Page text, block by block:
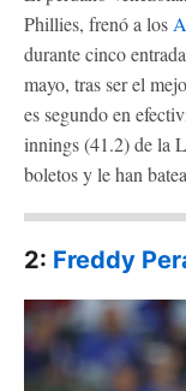
Phillies, frenó a los
durante cinco
mayo, tras ser el
es segundo en
innings (41.2) de la
boletos y le han
2: Freddy